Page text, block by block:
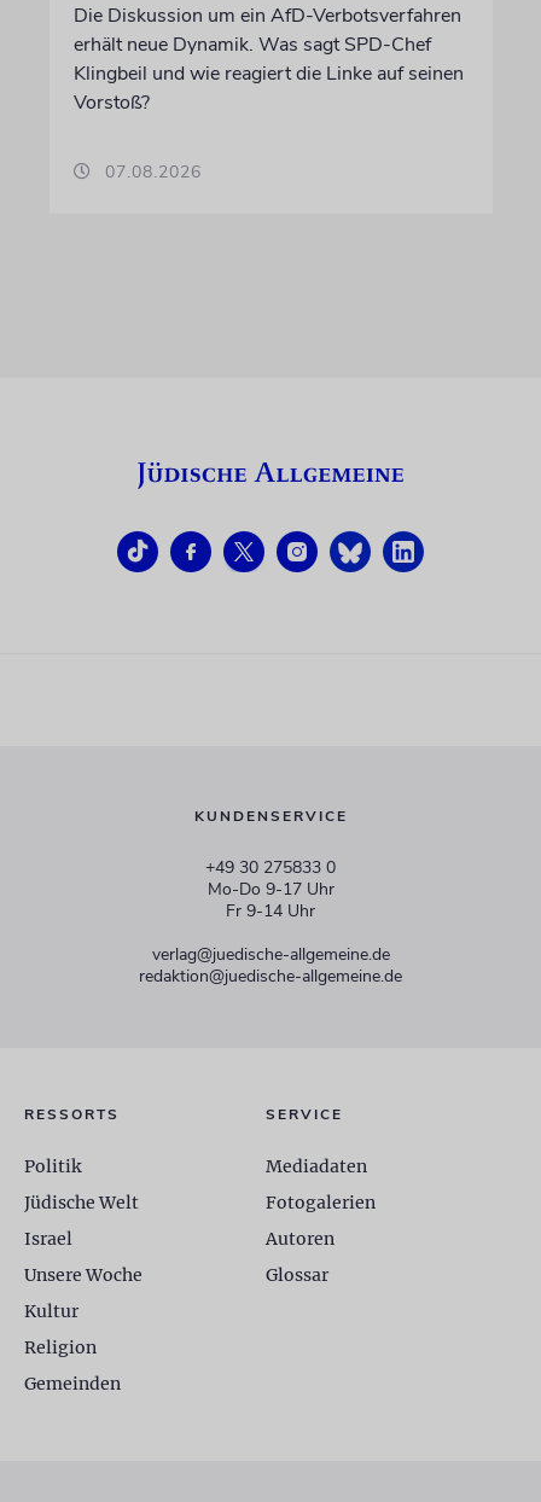
Die Diskussion um ein AfD-Verbotsverfahren
erhält neue Dynamik. Was sagt SPD-Chef
Klingbeil und wie reagiert die Linke auf seinen
Vorstoß?
07.08.2026
KUNDENSERVICE
+49 30 275833 0
Mo-Do 9-17 Uhr
Fr 9-14 Uhr
verlag@juedische-allgemeine.de
redaktion@juedische-allgemeine.de
RESSORTS
Politik
Jüdische Welt
Israel
Unsere Woche
Kultur
Religion
Gemeinden
SERVICE
Mediadaten
Fotogalerien
Autoren
Glossar